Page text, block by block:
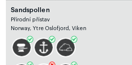
Sandspollen
Přírodní přístav
Norway, Ytre Oslofjord, Viken